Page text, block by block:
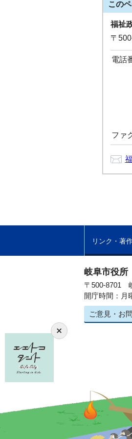
この
福祉
〒
電話
ファ
リンク・著
岐阜市役所
〒500-8701
開庁時間：月
ご意見・お